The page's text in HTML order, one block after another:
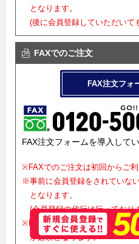
となります。
(後に会員登録していただいて
FAXでのご注文
FAX注文フォ
FAX注文フォームを導入してい
※FAXでのご注文は初回からご利
※事前に会員登録をされていな
となります。
(会員登録の代行は行っており
※FAXでご注文をお受けした後
が必須となります。